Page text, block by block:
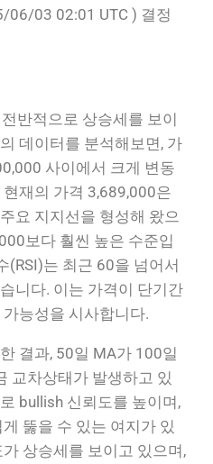
06/03 02:01 UTC ) 결정
반적으로 상승세를 보이
데이터를 분석해보면, 가
사이에서 크게 변동
재의 가격 3,689,000은
요 지지선을 형성해 왔으
보다 훨씬 높은 수준입
(RSI)는 최근 60을 넘어서
니다. 이는 가격이 단기간
능성을 시사합니다.
결과, 50일 MA가 100일
교차상태가 발생하고 있
bullish 신뢰도를 높이며,
뚫을 수 있는 여지가 있
상승세를 보이고 있으며,